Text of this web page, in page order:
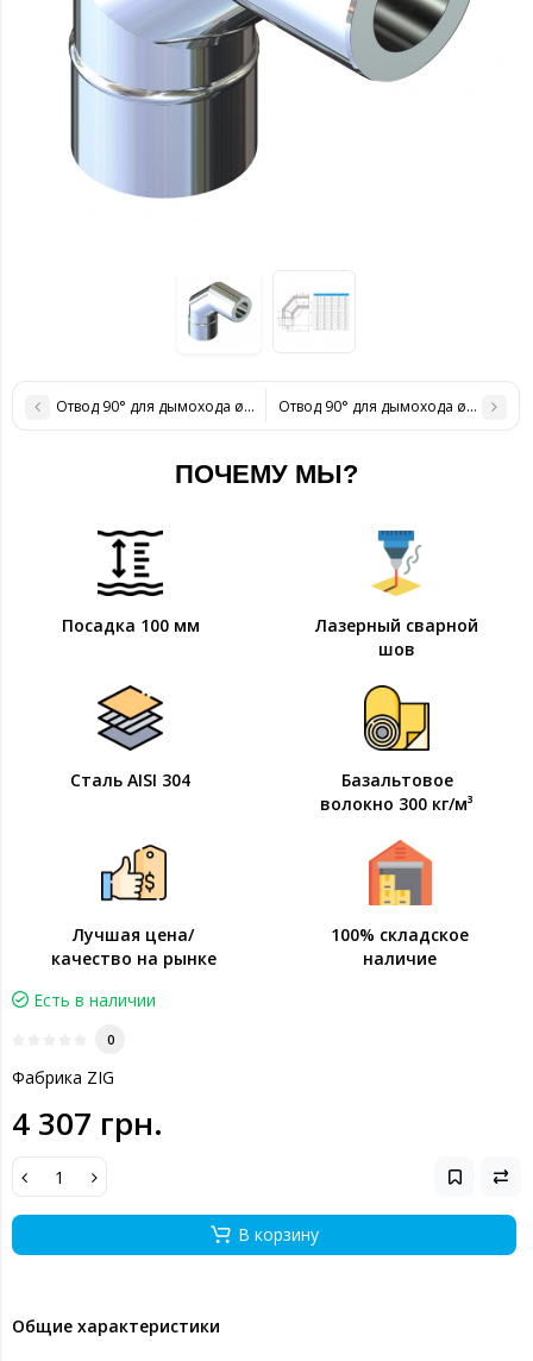
Отвод 90° для дымохода ø 230/300 н/н 0,8 ммОтвод 90° для дымохода ø 300/360
ПОЧЕМУ МЫ?
Посадка 100 мм
Лазерный сварной
шов
Сталь AISI 304
Базальтовое
волокно 300 кг/м³
Лучшая цена/
качество на рынке
100% складское
наличие
Есть в наличии
0
Фабрика ZIG
4 307 грн.
В корзину
Общие характеристики